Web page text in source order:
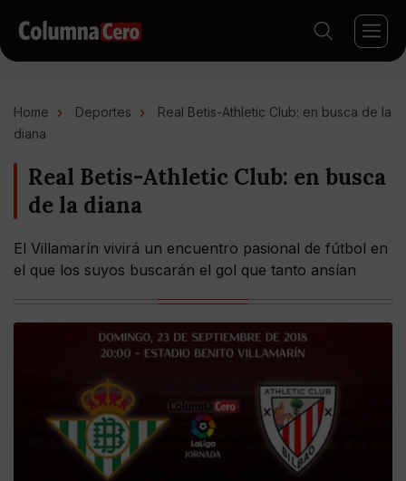
Home Deportes
Real Betis-Athletic Club: en busca de la
diana
Real Betis-Athletic Club: en busca
de la diana
El Villamarín vivirá un encuentro pasional de fútbol en
el que los suyos buscarán el gol que tanto ansían